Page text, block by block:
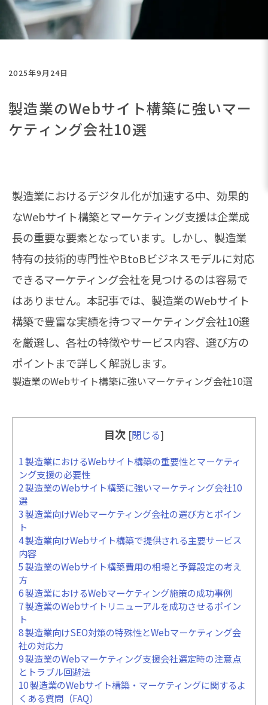
2025年9月24日
製造業のWebサイト構築に強いマー
ケティング会社10選
製造業におけるデジタル化が加速する中、効果的
なWebサイト構築とマーケティング支援は企業成
長の重要な要素となっています。しかし、製造業
特有の技術的専門性やBtoBビジネスモデルに対応
できるマーケティング会社を見つけるのは容易で
はありません。本記事では、製造業のWebサイト
構築で豊富な実績を持つマーケティング会社10選
を厳選し、各社の特徴やサービス内容、選び方の
ポイントまで詳しく解説します。
製造業のWebサイト構築に強いマーケティング会社10選
目次 [閉じる]
1製造業におけるWebサイト構築の重要性とマーケティ
ング支援の必要性
2製造業のWebサイト構築に強いマーケティング会社10
選
3製造業向けWebマーケティング会社の選び方とポイン
ト
4製造業向けWebサイト構築で提供される主要サービス
内容
5製造業のWebサイト構築費用の相場と予算設定の考え
方
6製造業におけるWebマーケティング施策の成功事例
7製造業のWebサイトリニューアルを成功させるポイン
ト
8製造業向けSEO対策の特殊性とWebマーケティング会
社の対応力
9製造業のWebマーケティング支援会社選定時の注意点
とトラブル回避法
10製造業のWebサイト構築・マーケティングに関するよ
くある質問（FAQ）